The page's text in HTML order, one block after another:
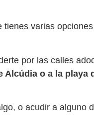
tienes varias
por las calles
Alcúdia o a la playa
o acudir a alguno